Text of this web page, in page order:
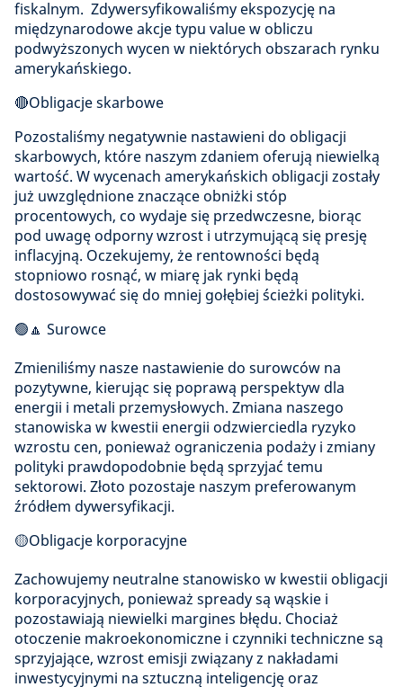
fiskalnym. Zdywersyfikowaliśmy ekspozycję na
międzynarodowe akcje typu value w obliczu
podwyższonych wycen w niektórych obszarach rynku
amerykańskiego.
🔴Obligacje skarbowe
Pozostaliśmy negatywnie nastawieni do obligacji
skarbowych, które naszym zdaniem oferują niewielką
wartość. W wycenach amerykańskich obligacji zostały
już uwzględnione znaczące obniżki stóp
procentowych, co wydaje się przedwczesne, biorąc
pod uwagę odporny wzrost i utrzymującą się presję
inflacyjną. Oczekujemy, że rentowności będą
stopniowo rosnąć, w miarę jak rynki będą
dostosowywać się do mniej gołębiej ścieżki polityki.
🟢🔼 Surowce
Zmieniliśmy nasze nastawienie do surowców na
pozytywne, kierując się poprawą perspektyw dla
energii i metali przemysłowych. Zmiana naszego
stanowiska w kwestii energii odzwierciedla ryzyko
wzrostu cen, ponieważ ograniczenia podaży i zmiany
polityki prawdopodobnie będą sprzyjać temu
sektorowi. Złoto pozostaje naszym preferowanym
źródłem dywersyfikacji.
🟡Obligacje korporacyjne
Zachowujemy neutralne stanowisko w kwestii obligacji
korporacyjnych, ponieważ spready są wąskie i
pozostawiają niewielki margines błędu. Chociaż
otoczenie makroekonomiczne i czynniki techniczne są
sprzyjające, wzrost emisji związany z nakładami
inwestycyjnymi na sztuczną inteligencję oraz